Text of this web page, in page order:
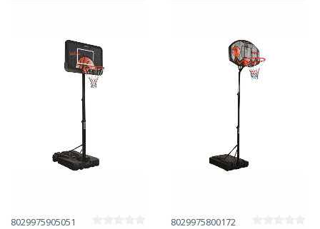
8029975905051 8029975800172